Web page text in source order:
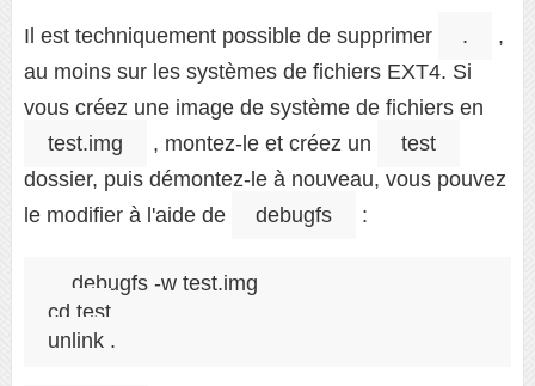
Il est techniquement possible de supprimer .
,
au moins sur les systèmes de fichiers EXT4. Si
vous créez une image de système de fichiers en
test.img
, montez-le et créez un
test
dossier, puis démontez-le à nouveau, vous pouvez
le modifier à l'aide de
debugfs :
debugfs -w test.img
cd test